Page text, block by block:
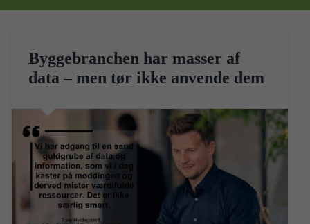
Byggebranchen har masser af
data – men tør ikke anvende dem